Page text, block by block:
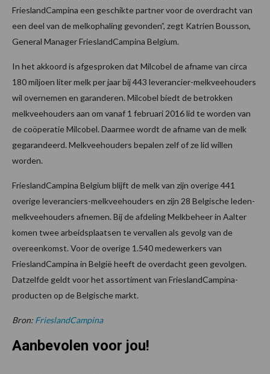
FrieslandCampina een geschikte partner voor de overdracht van
een deel van de melkophaling gevonden”, zegt Katrien Bousson,
General Manager FrieslandCampina Belgium.
In het akkoord is afgesproken dat Milcobel de afname van circa
180 miljoen liter melk per jaar bij 443 leverancier-melkveehouders
wil overnemen en garanderen. Milcobel biedt de betrokken
melkveehouders aan om vanaf 1 februari 2016 lid te worden van
de coöperatie Milcobel. Daarmee wordt de afname van de melk
gegarandeerd. Melkveehouders bepalen zelf of ze lid willen
worden.
FrieslandCampina Belgium blijft de melk van zijn overige 441
overige leveranciers-melkveehouders en zijn 28 Belgische leden-
melkveehouders afnemen. Bij de afdeling Melkbeheer in Aalter
komen twee arbeidsplaatsen te vervallen als gevolg van de
overeenkomst. Voor de overige 1.540 medewerkers van
FrieslandCampina in België heeft de overdacht geen gevolgen.
Datzelfde geldt voor het assortiment van FrieslandCampina-
producten op de Belgische markt.
Bron: FrieslandCampina
Aanbevolen voor jou!